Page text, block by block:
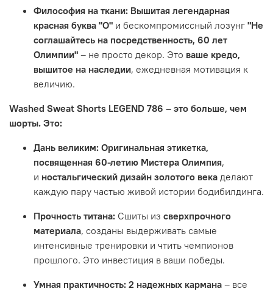
Философия на ткани: Вышитая легендарная
красная буква "О" и бескомпромиссный лозунг "Не
соглашайтесь на посредственность, 60 лет
Олимпии" – не просто декор. Это ваше кредо,
вышитое на наследии, ежедневная мотивация к
величию.
Washed Sweat Shorts LEGEND 786 – это больше, чем
шорты. Это:
Дань великим: Оригинальная этикетка,
посвященная 60-летию Мистера Олимпия,
и ностальгический дизайн золотого века делают
каждую пару частью живой истории бодибилдинга.
Прочность титана: Сшиты из сверхпрочного
материала, созданы выдерживать самые
интенсивные тренировки и чтить чемпионов
прошлого. Это инвестиция в ваши победы.
Умная практичность: 2 надежных кармана – все